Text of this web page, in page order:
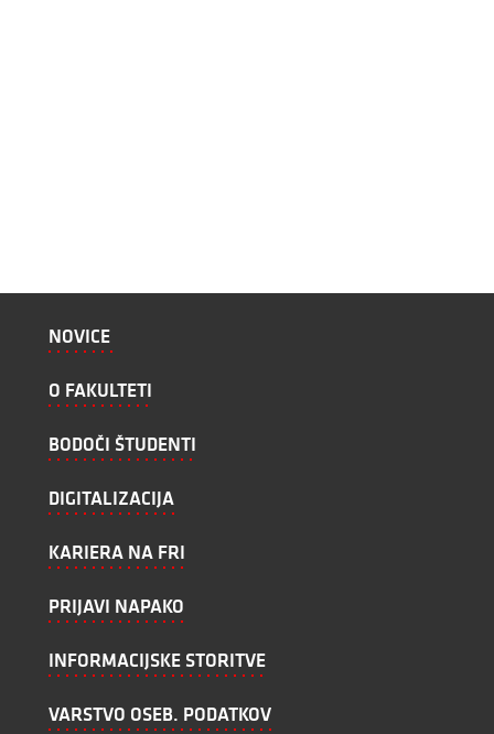
NOVICE
O FAKULTETI
BODOČI ŠTUDENTI
DIGITALIZACIJA
KARIERA NA FRI
PRIJAVI NAPAKO
INFORMACIJSKE STORITVE
VARSTVO OSEB. PODATKOV